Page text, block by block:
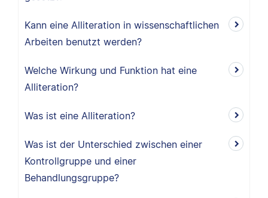
Kann eine Alliteration in wissenschaftlichen
Arbeiten benutzt werden?
Welche Wirkung und Funktion hat eine
Alliteration?
Was ist eine Alliteration?
Was ist der Unterschied zwischen einer
Kontrollgruppe und einer
Behandlungsgruppe?